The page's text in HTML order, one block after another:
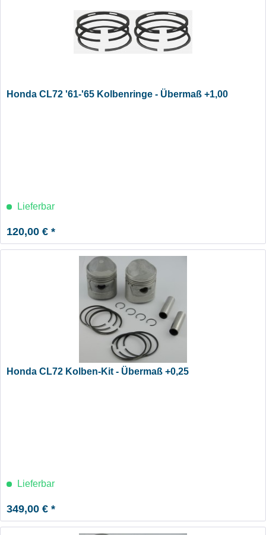
Honda CL72 '61-'65 Kolbenringe - Übermaß +1,00
Lieferbar
120,00 € *
Honda CL72 Kolben-Kit - Übermaß +0,25
Lieferbar
349,00 € *